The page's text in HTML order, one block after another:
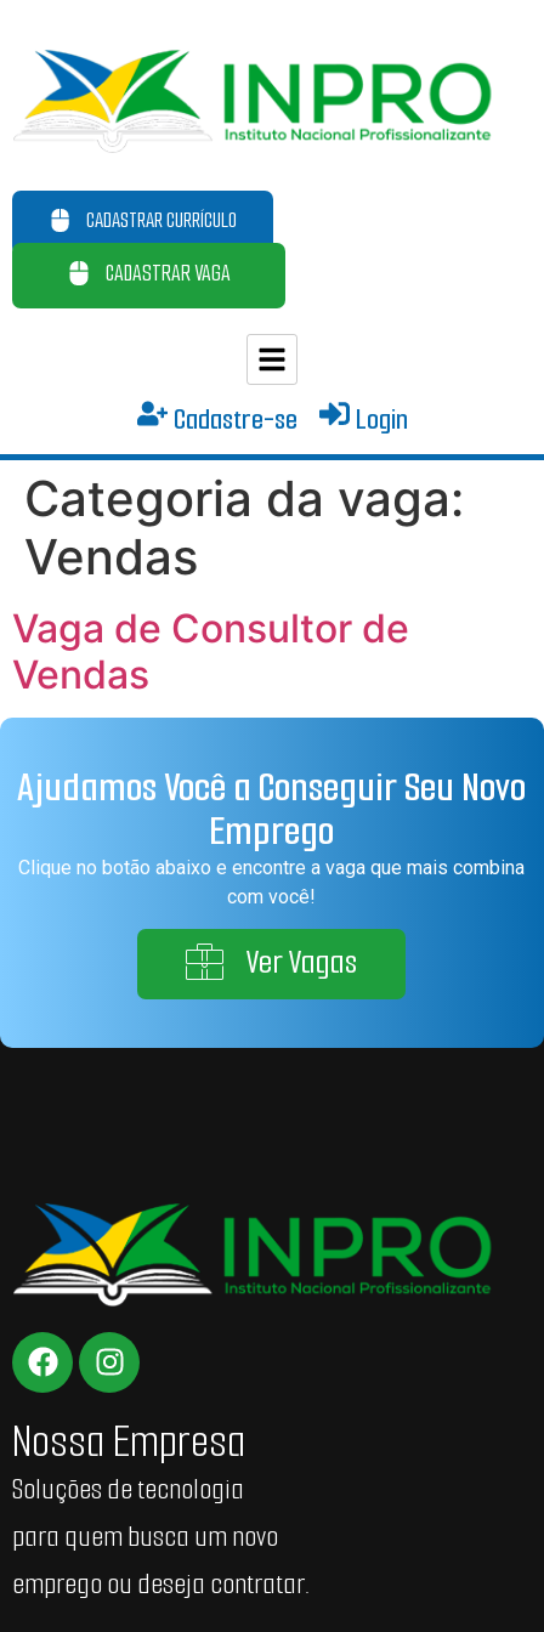
CADASTRAR CURRÍCULO
CADASTRAR VAGA
Cadastre-se Login
Categoria da vaga:
Vendas
Vaga de Consultor de
Vendas
Ajudamos Você a Conseguir Seu Novo
Emprego
Clique no botão abaixo e encontre a vaga que mais combina
com você!
Ver Vagas
Nossa Empresa
Soluções de tecnologia
para quem busca um novo
emprego ou deseja contratar.